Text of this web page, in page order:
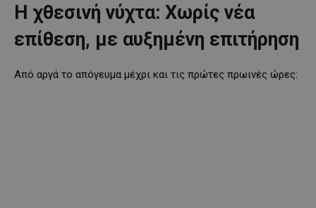
Η χθεσινή νύχτα: Χωρίς νέα
επίθεση, με αυξημένη επιτήρηση
Από αργά το απόγευμα μέχρι και τις πρώτες πρωινές ώρες: